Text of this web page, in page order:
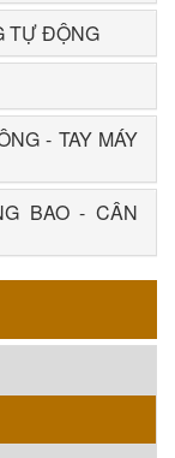
TỰ ĐỘNG
- TAY MÁY
BAO - CÂN